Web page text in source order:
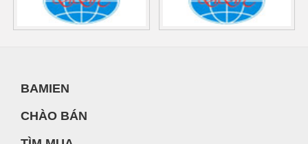
BAMIEN
CHÀO BÁN